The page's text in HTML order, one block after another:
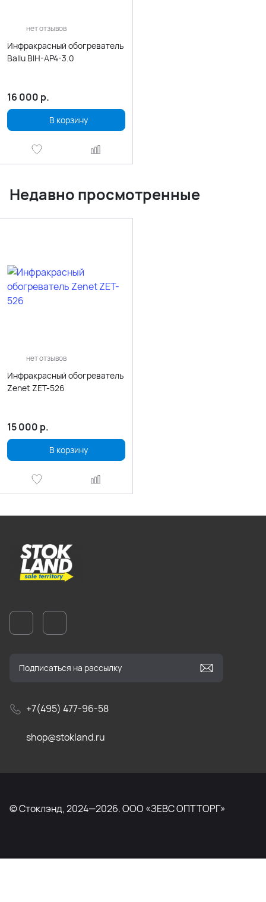
нет отзывов
Инфракрасный обогреватель
Ballu BIH-AP4-3.0
16 000 р.
В корзину
Недавно просмотренные
нет отзывов
Инфракрасный обогреватель
Zenet ZET-526
15 000 р.
В корзину
+7(495) 477-96-58
shop@stokland.ru
© Стоклэнд, 2024—2026. ООО «ЗЕВС ОПТТОРГ»